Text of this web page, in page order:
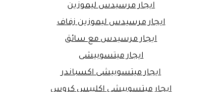
ايجار مرسيدس ليموزين
ايجار مرسيدس ليموزين زفاف
ايجار مرسيدس مع سائق
ايجار ميتسوبيشى
ايجار ميتسوبيشى اكسباندر
ايجار ميتسوبيشى اكليبس كروس